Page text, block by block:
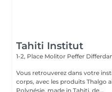
Tahiti Institut
1-2, Place Molitor Peffer
Vous retrouverez dans votre
corps, avec les produits Thalgo
Polynésie, made in Tahiti, de...